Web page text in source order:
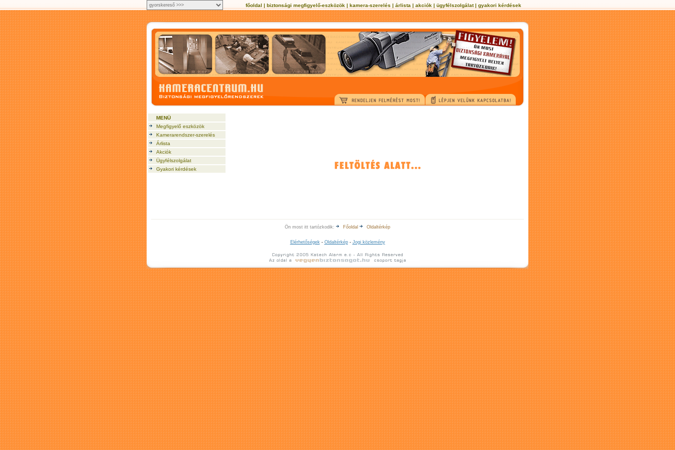
főoldal | biztonsági megfigyelő-eszközök | kamera-szerelés | árlista | akciók | ügyfélszolgálat| gyakori kérdések
MENÜ
Megfigyelő eszközök
Kamerarendszer-szerelés
Árlista
Akciók
Ügyfélszolgálat
Gyakori kérdések
Ön most itt tartózkodik: Főoldal Oldaltérkép
Elérhetőségek- Oldaltérkép- Jogi közlemény